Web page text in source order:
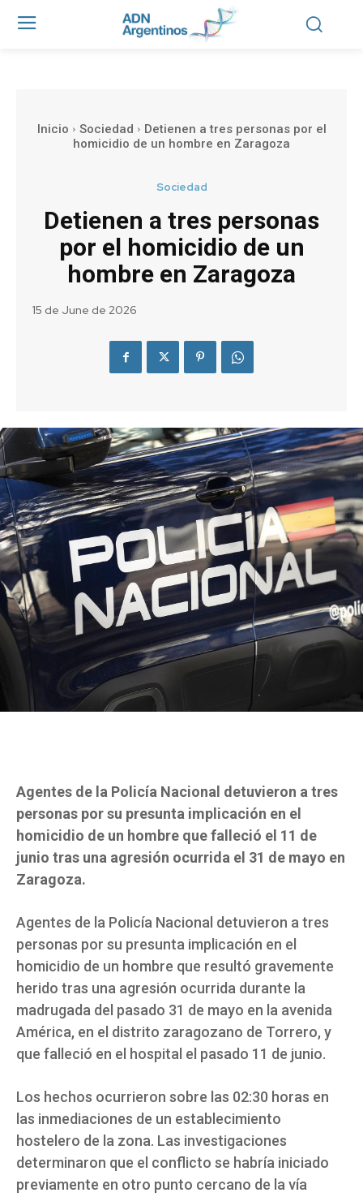
Inicio Sociedad
Detienen a tres personas por el
homicidio de un hombre en Zaragoza
Sociedad
Detienen a tres personas
por el homicidio de un
hombre en Zaragoza
15 de June de 2026
Agentes de la Policía Nacional detuvieron a tres
personas por su presunta implicación en el
homicidio de un hombre que falleció el 11 de
junio tras una agresión ocurrida el 31 de mayo en
Zaragoza.
Agentes de la Policía Nacional detuvieron a tres
personas por su presunta implicación en el
homicidio de un hombre que resultó gravemente
herido tras una agresión ocurrida durante la
madrugada del pasado 31 de mayo en la avenida
América, en el distrito zaragozano de Torrero, y
que falleció en el hospital el pasado 11 de junio.
Los hechos ocurrieron sobre las 02:30 horas en
las inmediaciones de un establecimiento
hostelero de la zona. Las investigaciones
determinaron que el conflicto se habría iniciado
previamente en otro punto cercano de la vía